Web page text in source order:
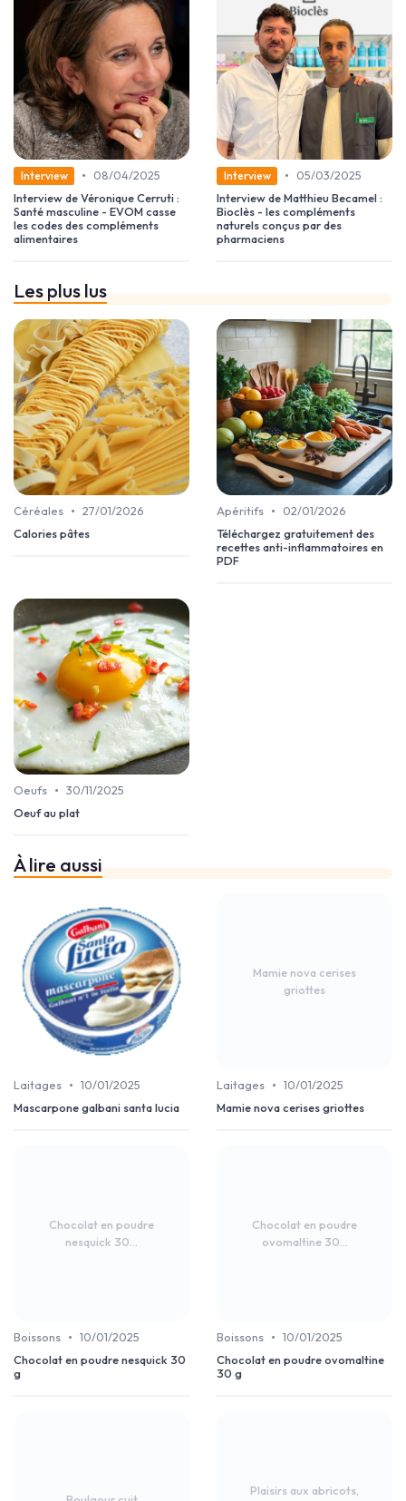
Interview •
08/04/2025
Interview de Véronique Cerruti :
Santé masculine - EVOM casse
les codes des compléments
alimentaires
Interview •
05/03/2025
Interview de Matthieu Becamel :
Bioclès - les compléments
naturels conçus par des
pharmaciens
Les plus lus
Céréales • 27/01/2026
Calories pâtes
Apéritifs •
02/01/2026
Téléchargez gratuitement des
recettes anti-inflammatoires en
PDF
Oeufs • 30/11/2025
Oeuf au plat
À lire aussi
Laitages • 10/01/2025
Mascarpone galbani santa lucia
Mamie nova cerises
griottes
Laitages • 10/01/2025
Mamie nova cerises griottes
Chocolat en poudre
nesquick 30...
Boissons • 10/01/2025
Chocolat en poudre nesquick 30
g
Chocolat en poudre
ovomaltine 30...
Boissons • 10/01/2025
Chocolat en poudre ovomaltine
30 g
Plaisirs aux abricots,